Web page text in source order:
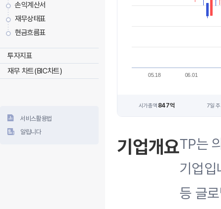
손익계산서
재무상태표
현금흐름표
투자지표
재무 차트(BIC차트)
서비스활용법
알립니다
05.18 06.01
시가총액 847억 7일
기업개요TP는
기업
등 글